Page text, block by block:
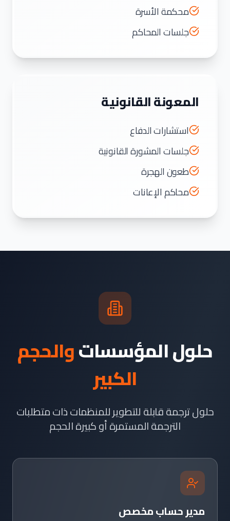
محكمة الأسرة
جلسات المحاكم
المعونة القانونية
استشارات الدفاع
جلسات المشورة القانونية
طعون الهجرة
محاكم الإعانات
حلول المؤسساتوالحجم
الكبير
حلول ترجمة قابلة للتطوير للمنظمات ذات متطلبات
الترجمة المستمرة أو كبيرة الحجم
مدير حساب مخصص